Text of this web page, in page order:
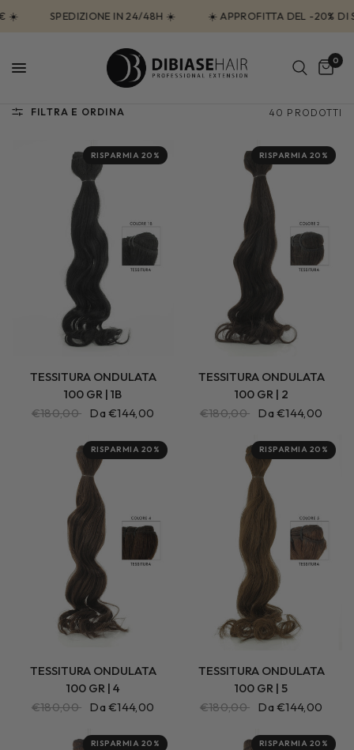
SPEDIZIONE IN 24/48H ☀️ ☀️ APPROFITTA DEL -20% DI
0
FILTRA E ORDINA 40 PRODOTTI
RISPARMIA 20%
TESSITURA ONDULATA
100 GR | 1B
€180,00 Da €144,00
RISPARMIA 20%
TESSITURA ONDULATA
100 GR | 2
€180,00 Da €144,00
RISPARMIA 20%
TESSITURA ONDULATA
100 GR | 4
€180,00 Da €144,00
RISPARMIA 20%
TESSITURA ONDULATA
100 GR | 5
€180,00 Da €144,00
RISPARMIA 20% RISPARMIA 20%